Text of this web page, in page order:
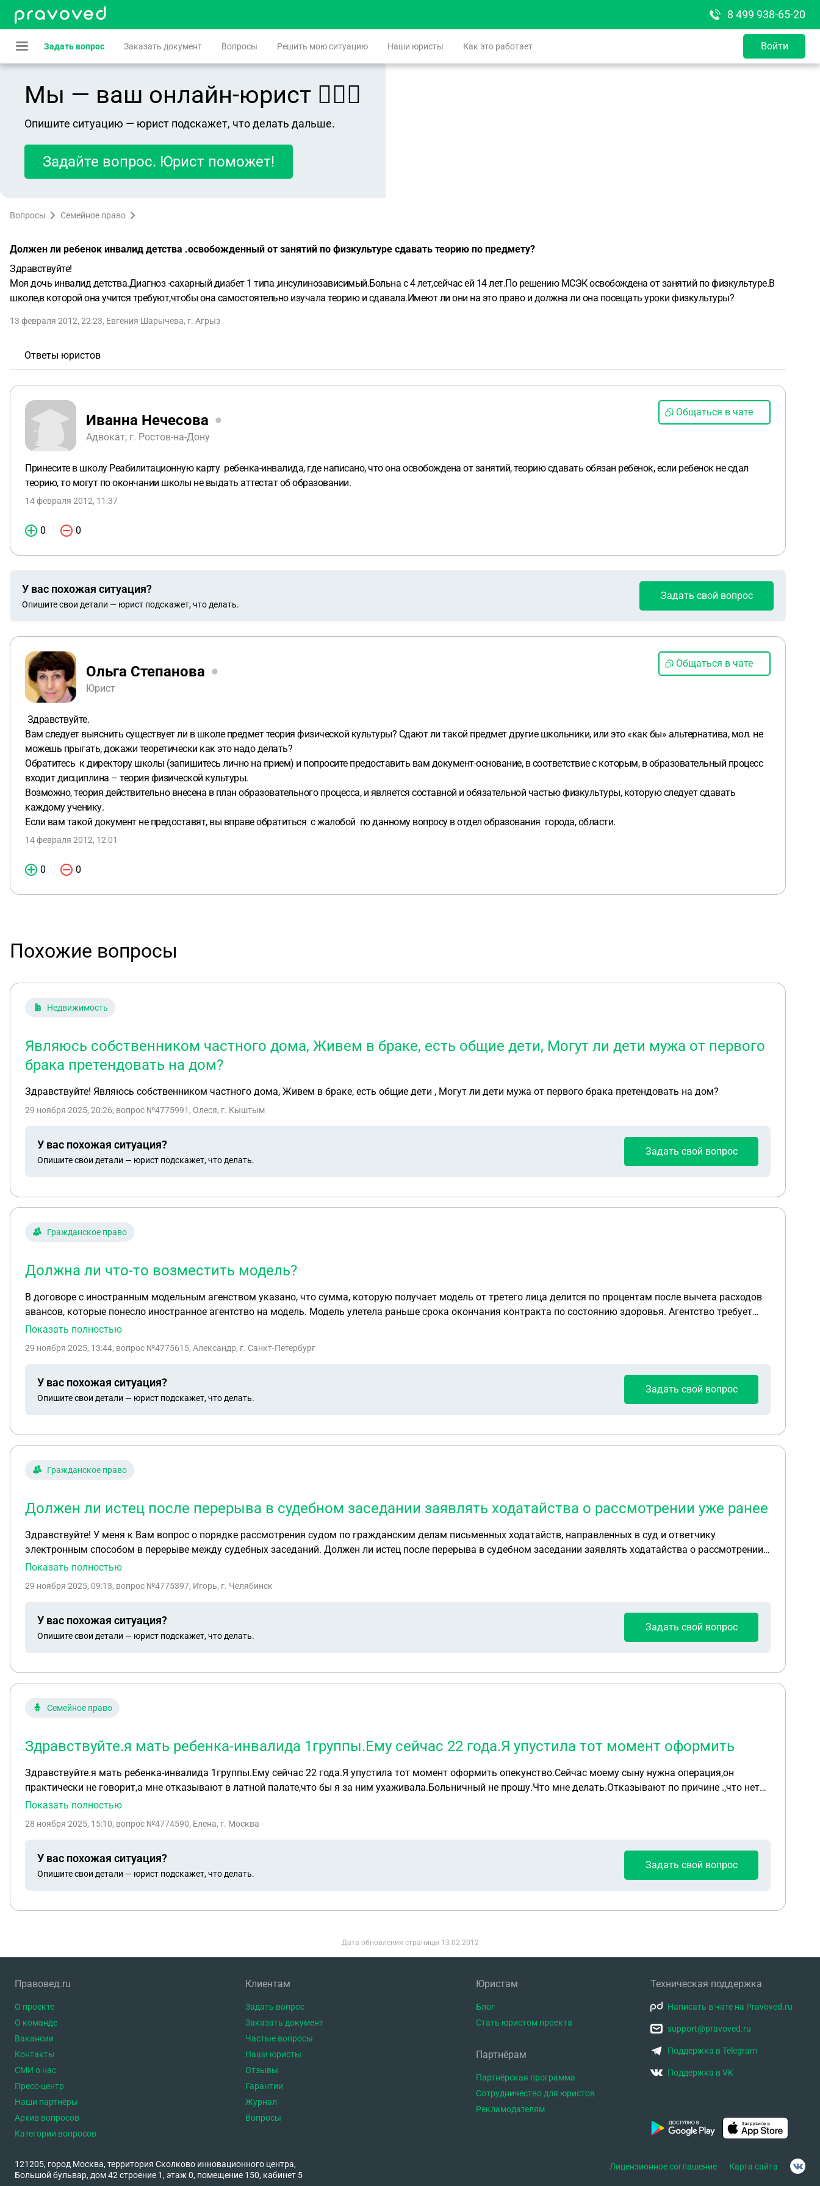
8 499 938-65-20
Задать вопрос Заказать документ Вопросы Решить мою ситуацию Наши юристы Как это работает Войти
Мы — ваш онлайн-юрист 👨🏻‍⚖️
Опишите ситуацию — юрист подскажет, что делать дальше.
Задайте вопрос. Юрист поможет!
Вопросы Семейное право
Должен ли ребенок инвалид детства .освобожденный от занятий по физкультуре сдавать теорию по предмету?
Здравствуйте!
Моя дочь инвалид детства.Диагноз -сахарный диабет 1 типа ,инсулинозависимый.Больна с 4 лет,сейчас ей 14 лет.По решению МСЭК освобождена от занятий по физкультуре.В
школе,в которой она учится требуют,чтобы она самостоятельно изучала теорию и сдавала.Имеют ли они на это право и должна ли она посещать уроки физкультуры?
13 февраля 2012, 22:23, Евгения Шарычева, г. Агрыз
Ответы юристов
Иванна Нечесова
Адвокат, г. Ростов-на-Дону
Общаться в чате
Принесите в школу Реабилитационную карту ребенка-инвалида, где написано, что она освобождена от занятий, теорию сдавать обязан ребенок, если ребенок не сдал
теорию, то могут по окончании школы не выдать аттестат об образовании.
14 февраля 2012, 11:37
0 0
У вас похожая ситуация?
Опишите свои детали — юрист подскажет, что делать.
Задать свой вопрос
Ольга Степанова
Юрист
Общаться в чате
Здравствуйте.
Вам следует выяснить существует ли в школе предмет теория физической культуры? Сдают ли такой предмет другие школьники, или это «как бы» альтернатива, мол. не
можешь прыгать, докажи теоретически как это надо делать?
Обратитесь к директору школы (запишитесь лично на прием) и попросите предоставить вам документ-основание, в соответствие с которым, в образовательный процесс
входит дисциплина – теория физической культуры.
Возможно, теория действительно внесена в план образовательного процесса, и является составной и обязательной частью физкультуры, которую следует сдавать
каждому ученику.
Если вам такой документ не предоставят, вы вправе обратиться с жалобой по данному вопросу в отдел образования города, области.
14 февраля 2012, 12:01
0 0
Похожие вопросы
Недвижимость
Являюсь собственником частного дома, Живем в браке, есть общие дети, Могут ли дети мужа от первого
брака претендовать на дом?
Здравствуйте! Являюсь собственником частного дома, Живем в браке, есть общие дети , Могут ли дети мужа от первого брака претендовать на дом?
29 ноября 2025, 20:26, вопрос №4775991, Олеся, г. Кыштым
У вас похожая ситуация?
Опишите свои детали — юрист подскажет, что делать.
Задать свой вопрос
Гражданское право
Должна ли что-то возместить модель?
В договоре с иностранным модельным агенством указано, что сумма, которую получает модель от третего лица делится по процентам после вычета расходов
авансов, которые понесло иностранное агентство на модель. Модель улетела раньше срока окончания контракта по состоянию здоровья. Агентство требует
возместить аванс, который оно понесло, однако модель по расчетам исходя из договора его покрыла. Модель заработала за все время 280 тысяч рублей, а
Соотвественно по таким расчетам она должна еще около 100 тысяч рублей. Должна ли что-то возместить модель?
Показать полностью
29 ноября 2025, 13:44, вопрос №4775615, Александр, г. Санкт-Петербург
У вас похожая ситуация?
Опишите свои детали — юрист подскажет, что делать.
Задать свой вопрос
Гражданское право
Должен ли истец после перерыва в судебном заседании заявлять ходатайства о рассмотрении уже ранее
Здравствуйте! У меня к Вам вопрос о порядке рассмотрения судом по гражданским делам письменных ходатайств, направленных в суд и ответчику
электронным способом в перерыве между судебных заседаний. Должен ли истец после перерыва в судебном заседании заявлять ходатайства о рассмотрении
уже ранее полученных судом и ответчиком этих же ходатайств, либо суд должен приступить к их рассмотрению в начале судебного разбирательства, не
Показать полностью
29 ноября 2025, 09:13, вопрос №4775397, Игорь, г. Челябинск
У вас похожая ситуация?
Опишите свои детали — юрист подскажет, что делать.
Задать свой вопрос
Семейное право
Здравствуйте.я мать ребенка-инвалида 1группы.Ему сейчас 22 года.Я упустила тот момент оформить
Здравствуйте.я мать ребенка-инвалида 1группы.Ему сейчас 22 года.Я упустила тот момент оформить опекунство.Сейчас моему сыну нужна операция,он
практически не говорит,а мне отказывают в латной палате,что бы я за ним ухаживала.Больничный не прошу.Что мне делать.Отказывают по причине .,что нет
опекунства.
Показать полностью
28 ноября 2025, 15:10, вопрос №4774590, Елена, г. Москва
У вас похожая ситуация?
Опишите свои детали — юрист подскажет, что делать.
Задать свой вопрос
Дата обновления страницы 13.02.2012
Правовед.ru
О проекте
О команде
Вакансии
Контакты
СМИ о нас
Пресс-центр
Наши партнёры
Архив вопросов
Категории вопросов
Клиентам
Задать вопрос
Заказать документ
Частые вопросы
Наши юристы
Отзывы
Гарантии
Журнал
Вопросы
Юристам
Блог
Стать юристом проекта
Партнёрам
Партнёрская программа
Сотрудничество для юристов
Рекламодателям
Техническая поддержка
Написать в чате на Pravoved.ru
support@pravoved.ru
Поддержка в Telegram
Поддержка в VK
121205, город Москва, территория Сколково инновационного центра,
Большой бульвар, дом 42 строение 1, этаж 0, помещение 150, кабинет 5
Лицензионное соглашение Карта сайта